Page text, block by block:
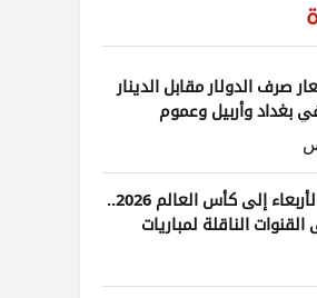
صرف الدولار مقابل الدينار
بغداد وأربيل وعموم
من ودية الأربعاء إلى كأس العالم 2026..
الناقلة لمباريات